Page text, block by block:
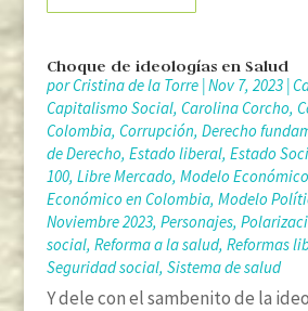
Choque de ideologías en Salud
porCristina de la Torre|Nov 7, 2023|
Capitalismo Social, Carolina Corcho,
Colombia, Corrupción, Derecho
de Derecho, Estado liberal, Estado
100, Libre Mercado, Modelo Económico
Económico en Colombia, Modelo
Noviembre 2023, Personajes,
social, Reforma a la salud, Reformas
Seguridad social, Sistema de salud
Y dele con el sambenito de la